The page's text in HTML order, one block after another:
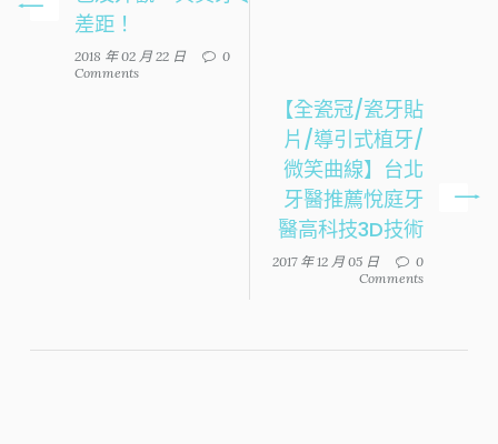
差距！
2018 年 02 月 22 日
0
Comments
【全瓷冠/瓷牙貼
片/導引式植牙/
微笑曲線】台北
牙醫推薦悅庭牙
醫高科技3D技術
2017 年 12 月 05 日
0
Comments